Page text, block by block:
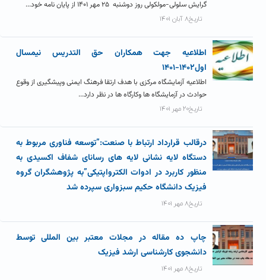
گرایش سلولی-مولکولی روز دوشنبه ۲۵ مهر ۱۴۰۱ از پایان نامه خود...
تاریخ۸ آبان ۱۴۰۱
اطلاعیه جهت همکاران حق التدریس نیمسال
اول۱۴۰۲-۱۴۰۱
اطلاعیه آزمایشگاه مرکزی با هدف ارتقا فرهنگ ایمنی وپیشگیری از وقوع
حوادث در آزمایشگاه ها وکارگاه ها در نظر دارد...
تاریخ۲۰ مهر ۱۴۰۱
درقالب قرارداد ارتباط با صنعت:”توسعه فناوری مربوط به
دستگاه لایه نشانی لایه های رسانای شفاف اکسیدی به
منظور کاربرد در ادوات الکترواپتیکی”به پژوهشگران گروه
فیزیک دانشگاه حکیم سبزواری سپرده شد
تاریخ۸ مهر ۱۴۰۱
چاپ ده مقاله در مجلات معتبر بین المللی توسط
دانشجوی کارشناسی ارشد فیزیک
تاریخ۸ مهر ۱۴۰۱